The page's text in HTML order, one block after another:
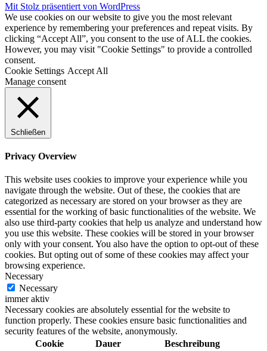
Mit Stolz präsentiert von WordPress
We use cookies on our website to give you the most relevant
experience by remembering your preferences and repeat visits. By
clicking “Accept All”, you consent to the use of ALL the cookies.
However, you may visit "Cookie Settings" to provide a controlled
consent.
Cookie Settings Accept All
Manage consent
Schließen
Privacy Overview
This website uses cookies to improve your experience while you
navigate through the website. Out of these, the cookies that are
categorized as necessary are stored on your browser as they are
essential for the working of basic functionalities of the website. We
also use third-party cookies that help us analyze and understand how
you use this website. These cookies will be stored in your browser
only with your consent. You also have the option to opt-out of these
cookies. But opting out of some of these cookies may affect your
browsing experience.
Necessary
Necessary
immer aktiv
Necessary cookies are absolutely essential for the website to
function properly. These cookies ensure basic functionalities and
security features of the website, anonymously.
Cookie
Dauer Beschreibung